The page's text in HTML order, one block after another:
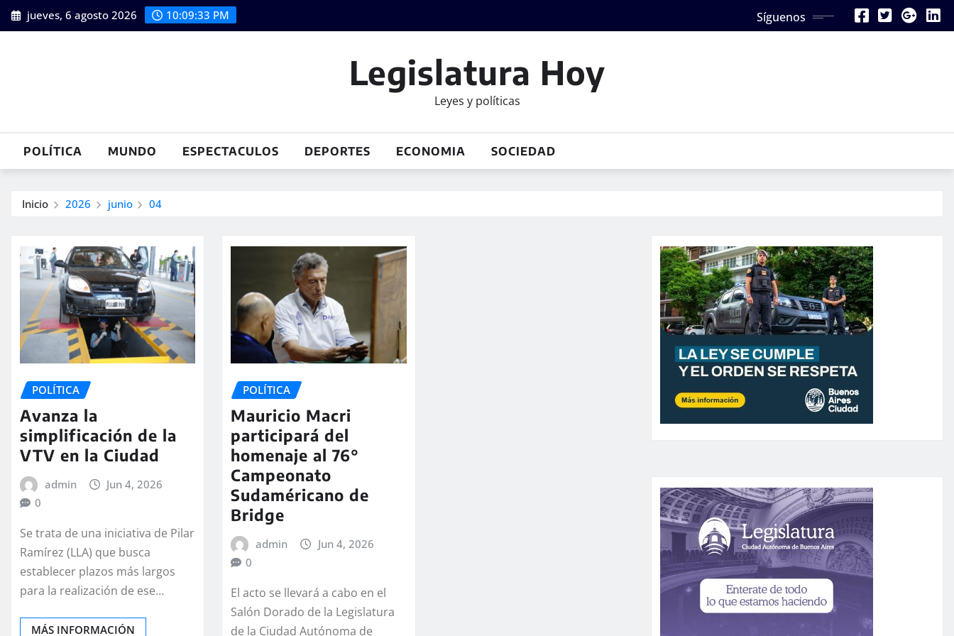
Saltar
al
jueves, 6 agosto 2026 10:09:33 PM Síguenos
Legislatura Hoy
Leyes y políticas
POLÍTICA MUNDO ESPECTACULOS DEPORTES ECONOMIA SOCIEDAD
Inicio 2026 junio 04
POLÍTICA
Avanza la
simplificación de la
VTV en la Ciudad
admin
Jun 4, 2026
0
Se trata de una iniciativa de Pilar
Ramírez (LLA) que busca
establecer plazos más largos
para la realización de ese…
MÁS INFORMACIÓN
POLÍTICA
Mauricio Macri
participará del
homenaje al 76°
Campeonato
Sudaméricano de
Bridge
admin
Jun 4, 2026
0
El acto se llevará a cabo en el
Salón Dorado de la Legislatura
de la Ciudad Autónoma de